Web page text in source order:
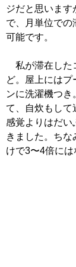
ジだと思いま
で、月単位での
可能です。
私が滞在した
ど。屋上には
ンに洗濯機つき
て、自炊もして
感覚よりはだい
きました。ち
けで3〜4倍には